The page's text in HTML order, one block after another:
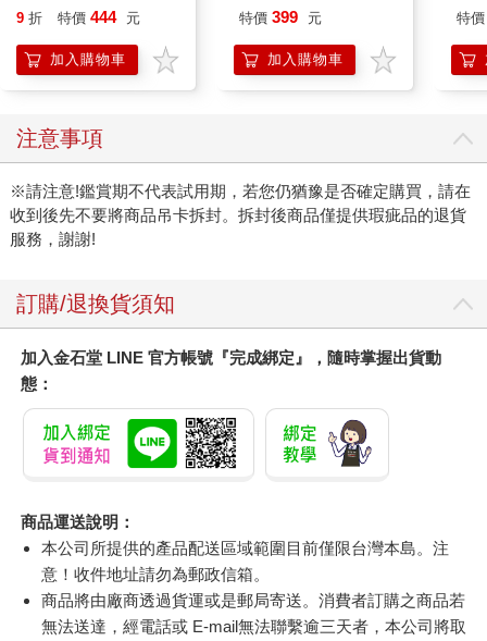
Peach`s Birthday
Mario Galaxy Movie
Storybook
9 折 特價 444 元
加入購物車
特價 399 元
加入購物車
園
特價
注意事項
※請注意!鑑賞期不代表試用期，若您仍猶豫是否確定購買，請在
收到後先不要將商品吊卡拆封。拆封後商品僅提供瑕疵品的退貨
服務，謝謝!
訂購/退換貨須知
加入金石堂 LINE 官方帳號『完成綁定』，隨時掌握出貨動
態：
商品運送說明：
本公司所提供的產品配送區域範圍目前僅限台灣本島。注
意！收件地址請勿為郵政信箱。
商品將由廠商透過貨運或是郵局寄送。消費者訂購之商品若
無法送達，經電話或 E-mail無法聯繫逾三天者，本公司將取